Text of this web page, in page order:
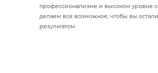
профессионализме и высоком уровне
делаем все возможное, чтобы вы
результатом.